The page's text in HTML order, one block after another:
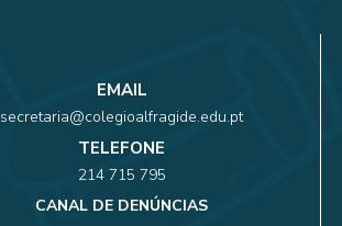
EMAIL
secretaria@colegioalfragide.edu.pt
TELEFONE
214 715 795
CANAL DE DENÚNCIAS